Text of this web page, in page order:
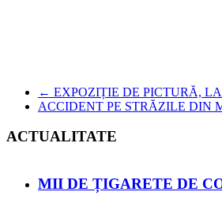
← EXPOZIȚIE DE PICTURĂ,
ACCIDENT PE STRĂZILE DIN
ACTUALITATE
MII DE ȚIGARETE DE